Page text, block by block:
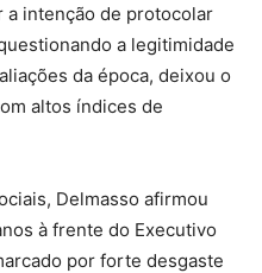
a intenção de protocolar
a legitimidade
da época, deixou o
altos índices de
Delmasso afirmou
à frente do Executivo
por forte desgaste